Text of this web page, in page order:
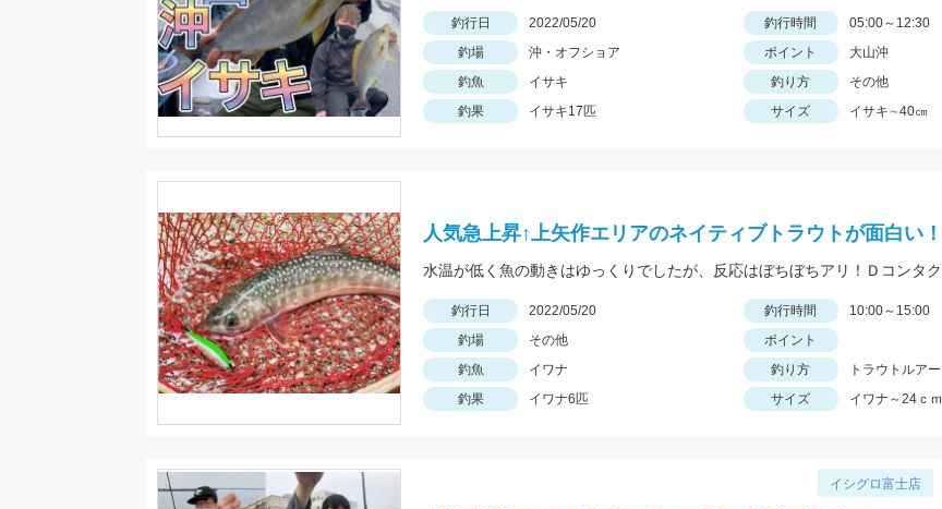
釣行日 2022/05/20 釣行時間
05:00～12:30
釣場
沖・オフショア ポイント
大山沖
釣魚
イサキ 釣り方
その他
釣果
イサキ17匹 サイズ イサキ∼40㎝
人気急上昇↑上矢作エリアのネイティブトラウトが面白い！
釣行日 2022/05/20 釣行時間
10:00～15:00
釣場
その他
ポイント
釣魚
イワナ 釣り方
トラウトルアー
釣果
イワナ6匹 サイズ イワナ～24ｃｍ
イシグロ富士店